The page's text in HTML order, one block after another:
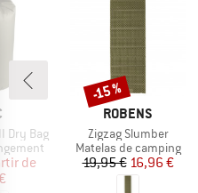
Dry Bag
réduit
de
MARQUE
ROBENS
Article
Zigzag Slumber
Product group
Matelas de camping
Prix
19,95 €Prix réduit
16,96 €
Remise
-15 %